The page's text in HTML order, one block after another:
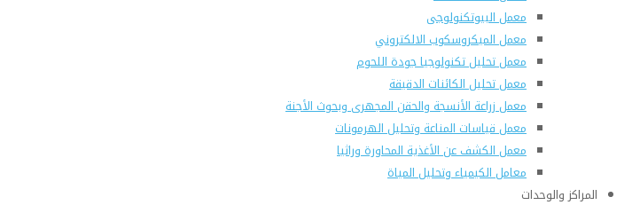
معمل البيوتكنولوجى
معمل الميكروسكوب الالكتروني
معمل تحليل تكنولوجيا جودة اللحوم
معمل تحليل الكائنات الدقيقة
معمل زراعة الأنسجة والحقن المجهرى وبحوث الأجنة
معمل قياسات المناعة وتحليل الهرمونات
معمل الكشف عن الأغذية المحاورة وراثيا
معامل الكيمياء وتحليل المياة
المراكز والوحدات